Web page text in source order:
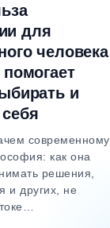
для
человека
и
современному
как она
решения,
и других, не